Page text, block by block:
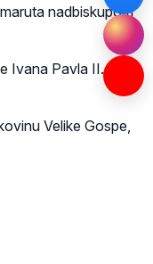
nadbiskupom
Pavla II. od
Velike Gospe,